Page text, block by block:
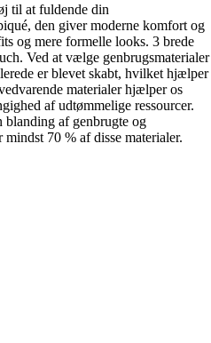
til at fuldende din
den giver moderne komfort og
og mere formelle looks. 3 brede
Ved at vælge genbrugsmaterialer
er blevet skabt, hvilket hjælper
materialer hjælper os
af udtømmelige ressourcer.
blanding af genbrugte og
70 % af disse materialer.